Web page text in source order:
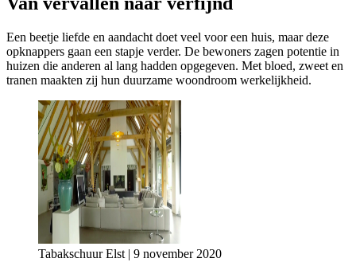
Een beetje liefde en aandacht doet veel voor een huis, maar deze
opknappers gaan een stapje verder. De bewoners zagen potentie in
huizen die anderen al lang hadden opgegeven. Met bloed, zweet en
tranen maakten zij hun duurzame woondroom werkelijkheid.
Tabakschuur Elst | 9 november 2020